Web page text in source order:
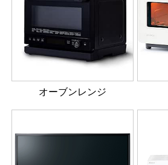
オーブンレンジ